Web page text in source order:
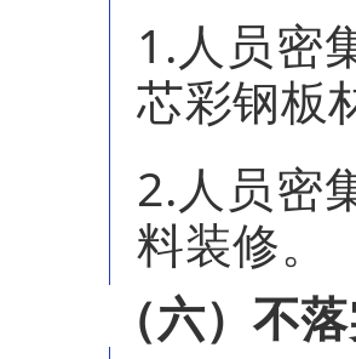
1.人员密
芯彩钢板
2.人员密
料装修。
（六）不